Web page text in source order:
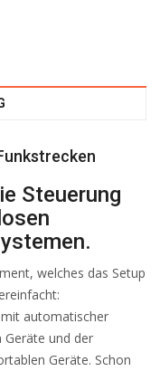
Steuerung
welches das Setup
mit automatischer
Geräte und der
Geräte. Schon